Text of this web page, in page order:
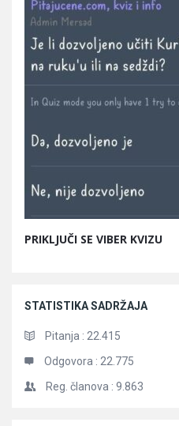
PRIKLJUČI SE VIBER KVIZU
STATISTIKA SADRŽAJA
Pitanja : 22.415
Odgovora : 22.775
Reg. članova : 9.863